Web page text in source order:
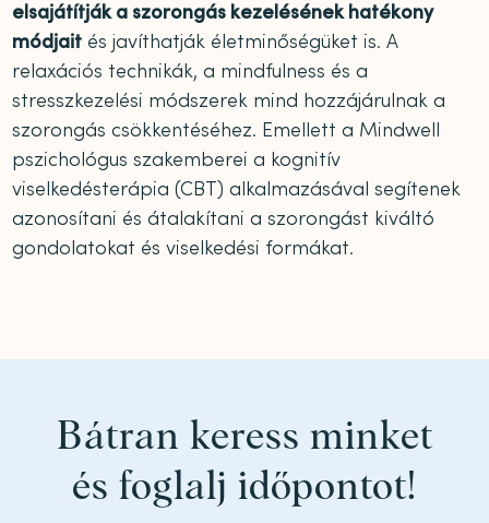
elsajátítják a szorongás kezelésének hatékony
módjait és javíthatják életminőségüket is. A
relaxációs technikák, a mindfulness és a
stresszkezelési módszerek mind hozzájárulnak a
szorongás csökkentéséhez. Emellett a Mindwell
pszichológus szakemberei a kognitív
viselkedésterápia (CBT) alkalmazásával segítenek
azonosítani és átalakítani a szorongást kiváltó
gondolatokat és viselkedési formákat.
Bátran keress minket
és foglalj időpontot!